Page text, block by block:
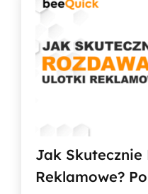
Jak
Reklamowe?